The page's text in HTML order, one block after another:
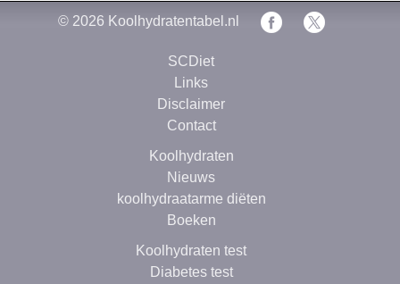
© 2026 Koolhydratentabel.nl
SCDiet
Links
Disclaimer
Contact
Koolhydraten
Nieuws
koolhydraatarme diëten
Boeken
Koolhydraten test
Diabetes test